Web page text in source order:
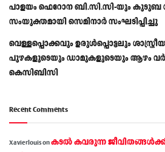
പാളയം ഫെറോന ബി.സി.സി-യും
സംയുക്തമായി സെമിനാർ സംഘടിപ്പിച്ചു
വെള്ളപ്പൊക്കവും ഉരുള്‍പ്പൊട്ടലും
പുഴകളുടെയും ഡാമുകളുടെയും ആഴം
കെസിബിസി
Recent Comments
Xavierlouisonകടല്‍ കവരുന്ന